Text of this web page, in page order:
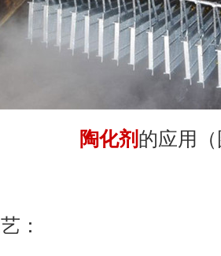
陶化剂 的应用
：